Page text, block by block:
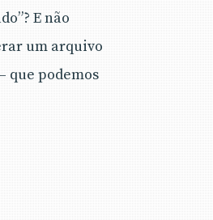
E não
um arquivo
que podemos